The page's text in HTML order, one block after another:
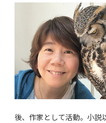
後、作家として活動。小説